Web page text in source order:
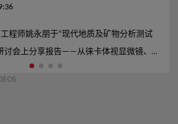
程师姚永朋于“现代地质及矿物分析测试
讨会上分享报告——从徕卡体视显微镜、
微镜、徕卡光学观测+元素分析二合一